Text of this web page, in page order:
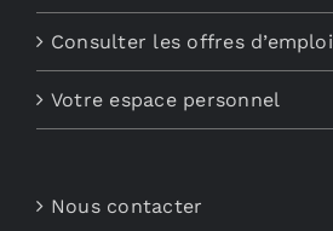
Consulter les offres d’emploi
Votre espace personnel
Nous contacter